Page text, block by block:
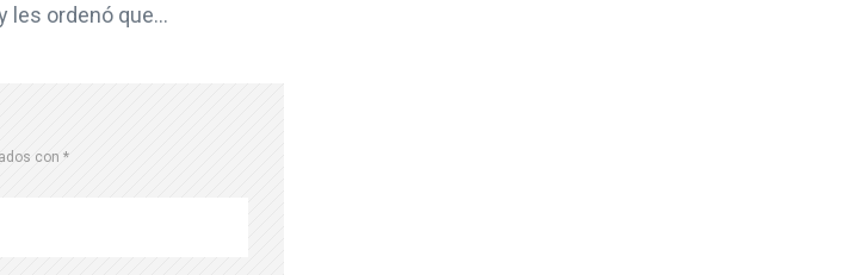
les ordenó que...
con *